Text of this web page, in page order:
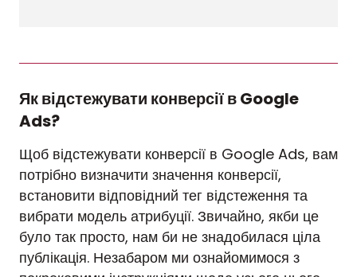
Як відстежувати конверсії в Google
Ads?
Щоб відстежувати конверсії в Google Ads, вам
потрібно визначити значення конверсії,
встановити відповідний тег відстеження та
вибрати модель атрибуції. Звичайно, якби це
було так просто, нам би не знадобилася ціла
публікація. Незабаром ми ознайомимося з